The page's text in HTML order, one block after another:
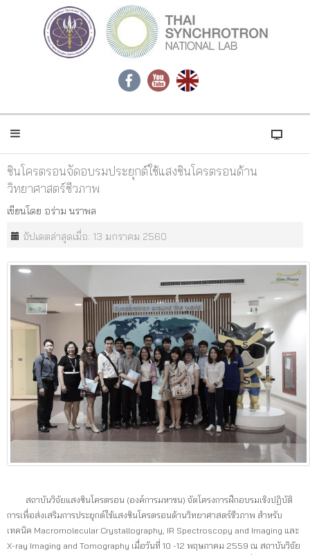
ซินโครตรอนจัดอบรมประยุกต์ใช้แสงซินโครตรอนด้าน
วิทยาศาสตร์ชีวภาพ
เขียนโดย อร่าม นราพล
อัปเดตล่าสุดเมื่อ: 13 มกราคม 2560
สถาบันวิจัยแสงซินโครตรอน (องค์การมหาชน) จัดโครงการฝึกอบรมเชิงปฏิบัติ
การเพื่อส่งเสริมการประยุกต์ใช้แสงซินโครตรอนด้านวิทยาศาสตร์ชีวภาพ สำหรับ
เทคนิค Macromolecular Crystallography, IR Spectroscopy and Imaging และ
X-ray Imaging and Tomography เมื่อวันที่ 10 -12 พฤษภาคม 2559 ณ สถาบันวิจัย